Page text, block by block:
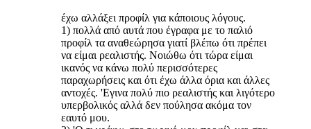
έχω αλλάξει προφίλ για κάποιους λόγους.
1) πολλά από αυτά που έγραφα με το παλιό
προφίλ τα αναθεώρησα γιατί βλέπω ότι πρέπει
να είμαι ρεαλιστής. Νοιώθω ότι τώρα είμαι
ικανός να κάνω πολύ περισσότερες
παραχωρήσεις και ότι έχω άλλα όρια και άλλες
αντοχές. 'Εγινα πολύ πιο ρεαλιστής και λιγότερο
υπερβολικός αλλά δεν πούλησα ακόμα τον
εαυτό μου.